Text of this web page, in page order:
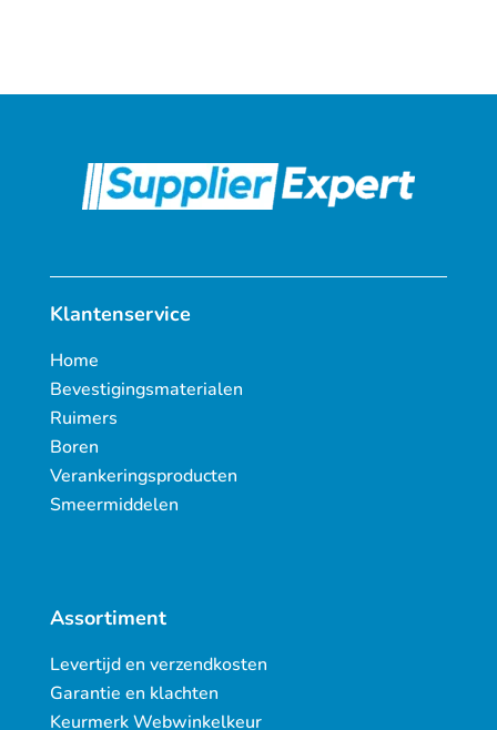
Klantenservice
Home
Bevestigingsmaterialen
Ruimers
Boren
Verankeringsproducten
Smeermiddelen
Assortiment
Levertijd en verzendkosten
Garantie en klachten
Keurmerk Webwinkelkeur